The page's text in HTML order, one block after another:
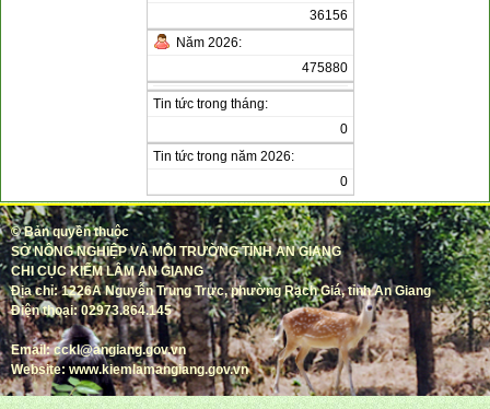
36156
Năm 2026:
475880
Tin tức trong tháng:
0
Tin tức trong năm 2026:
0
© Bản quyền thuộc
SỞ NÔNG NGHIỆP VÀ MÔI TRƯỜNG TỈNH AN GIANG
CHI CỤC KIỂM LÂM AN GIANG
Địa chỉ: 1226A Nguyễn Trung Trực, phường Rạch Giá, tỉnh An Giang
Điện thoại: 02973.864.145
Email: cckl@angiang.gov.vn
Website: www.kiemlamangiang.gov.vn